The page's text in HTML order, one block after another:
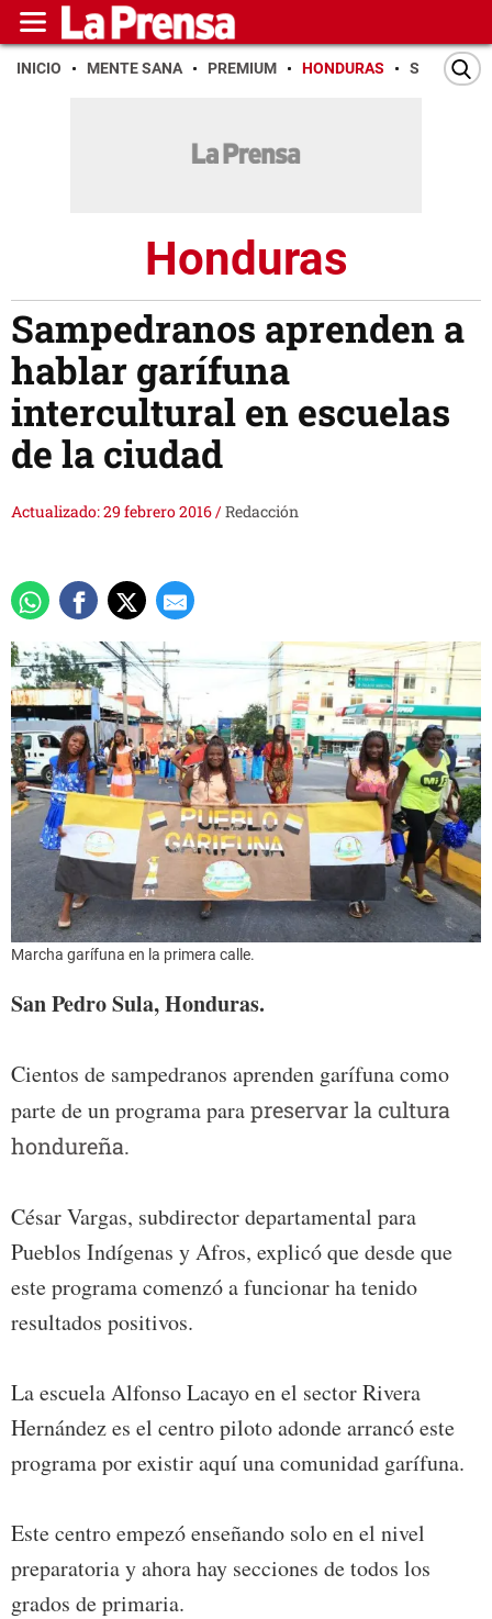
INICIO MENTE SANA PREMIUM HONDURAS SAN PEDRO
Honduras
Sampedranos aprenden a
hablar garífuna
intercultural en escuelas
de la ciudad
Actualizado: 29 febrero 2016/Redacción
Marcha garífuna en la primera calle.
San Pedro Sula, Honduras.
Cientos de sampedranos aprenden garífuna como
parte de un programa parapreservar la cultura
hondureña.
César Vargas, subdirector departamental para
Pueblos Indígenas y Afros, explicó que desde que
este programa comenzó a funcionar ha tenido
resultados positivos.
La escuela Alfonso Lacayo en el sector Rivera
Hernández es el centro piloto adonde arrancó este
programa por existir aquí una comunidad garífuna.
Este centro empezó enseñando solo en el nivel
preparatoria y ahora hay secciones de todos los
grados de primaria.